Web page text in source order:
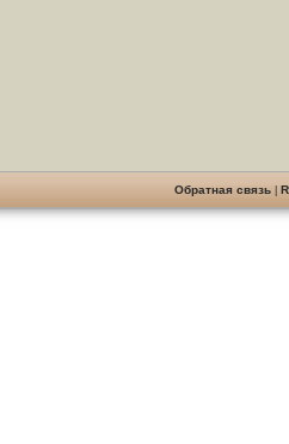
Обратная связь